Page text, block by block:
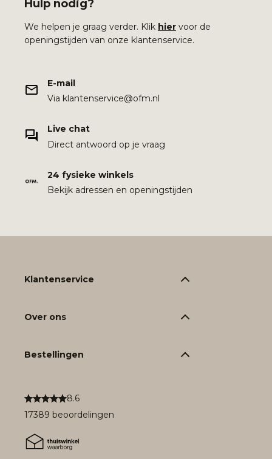
Hulp nodig?
We helpen je graag verder. Klik hier voor de
openingstijden van onze klantenservice.
E-mail
Via klantenservice@ofm.nl
Live chat
Direct antwoord op je vraag
24 fysieke winkels
Bekijk adressen en openingstijden
8.6
17389 beoordelingen
Klantenservice
Over ons
Bestellingen